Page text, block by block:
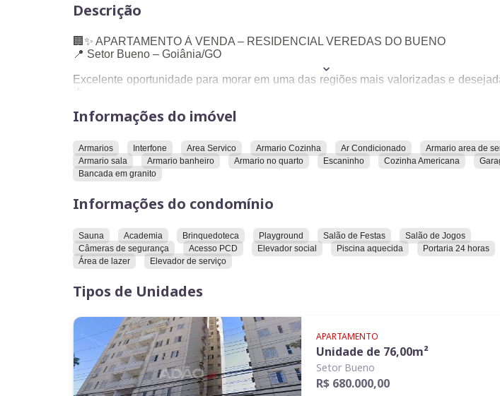
Descrição
🏢✨ APARTAMENTO À VENDA – RESIDENCIAL VEREDAS DO BUENO
📍 Setor Bueno – Goiânia/GO
Excelente oportunidade para morar em uma das regiões mais valorizadas e
🌟
Localização privilegiada, próximo a tudo o que facilita seu dia a dia:
🛒 Supermercados
💊 Farmácias
🏋️ Academias (Blue Fit e Smart Fit)
🏫 Escolas
🛍️ Goiânia Shopping
🌳 Praça do Ipê
🌿 Parque Vaca Brava
🛏️ 2 quartos, sendo 1 suíte
🔄 Planta adaptável para 2 suítes
🏠 Projeto original com 3 quartos, sendo um integrado à sala para criar um
moderno e aconchegante.
Informações do imóvel
Armarios Interfone Area Servico Armario Cozinha Ar Condicionado
Armario area de
Armario sala
Armario banheiro Armario no quarto Escaninho Cozinha Americana
Bancada em granito
Informações do condomínio
Sauna Academia Brinquedoteca Playground Salão de Festas
Salão de Jogos
Câmeras de segurança
Acesso PCD Elevador social Piscina aquecida Portaria 24 horas
Área de lazer
Elevador de serviço
Tipos de Unidades
APARTAMENTO
Unidade de 76,00m²
Setor Bueno
R$ 680.000,00